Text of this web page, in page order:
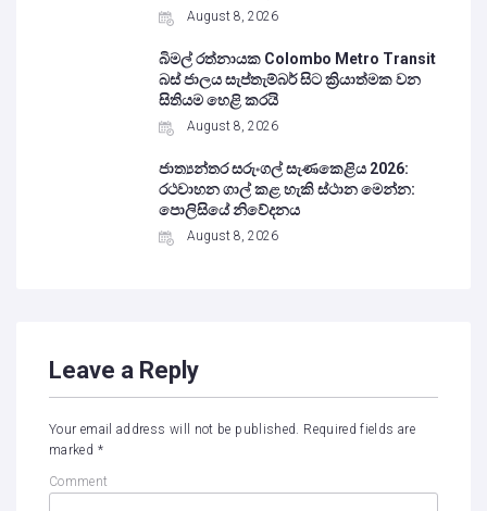
August 8, 2026
බිමල් රත්නායක Colombo Metro Transit
බස් ජාලය සැප්තැම්බර් සිට ක්‍රියාත්මක වන
සිතියම හෙළි කරයි
August 8, 2026
ජාත්‍යන්තර සරුංගල් සැණකෙළිය 2026:
රථවාහන ගාල් කළ හැකි ස්ථාන මෙන්න:
පොලිසියේ නිවේදනය
August 8, 2026
Leave a Reply
Your email address will not be published. Required fields are
marked *
Comment